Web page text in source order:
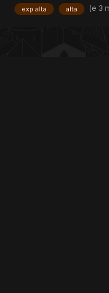
exp alta alta (e 3